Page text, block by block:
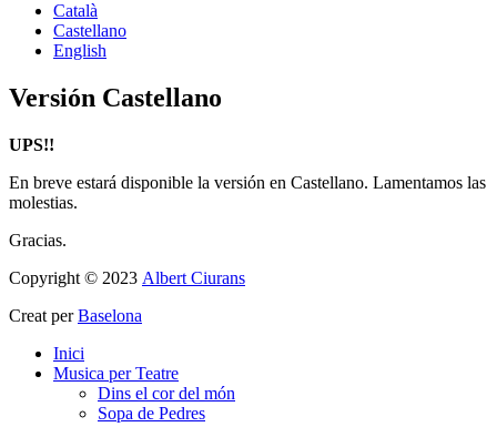
Català
Castellano
English
Versión Castellano
UPS!!
En breve estará disponible la versión en Castellano. Lamentamos las
molestias.
Gracias.
Copyright © 2023 Albert Ciurans
Creat perBaselona
Inici
Musica per Teatre
Dins el cor del món
Sopa de Pedres